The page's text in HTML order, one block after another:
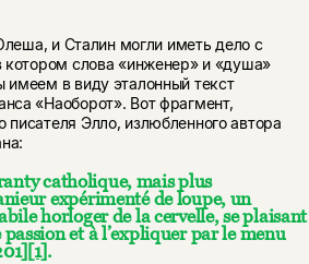
и Сталин могли иметь дело с
слова «инженер» и «душа»
в виду эталонный текст
«Наоборот». Вот фрагмент,
Элло, излюбленного автора
catholique, mais plus
expérimenté de loupe,un
horloger de la cervelle, se plaisant
et à l’expliquer par le menu
[1].